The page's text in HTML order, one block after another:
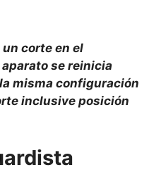
un corte en el
se reinicia
misma configuración
inclusive posición